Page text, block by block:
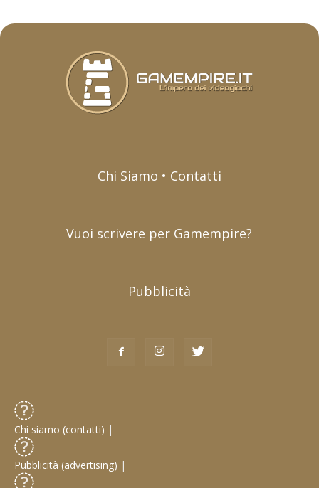
Chi Siamo • Contatti
Vuoi scrivere per Gamempire?
Pubblicità
Chi siamo (contatti) |
Pubblicità (advertising) |